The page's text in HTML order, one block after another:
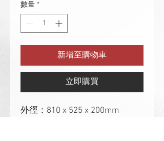
數量 *
新增至購物車
立即購買
外徑：810 x 525 x 200mm